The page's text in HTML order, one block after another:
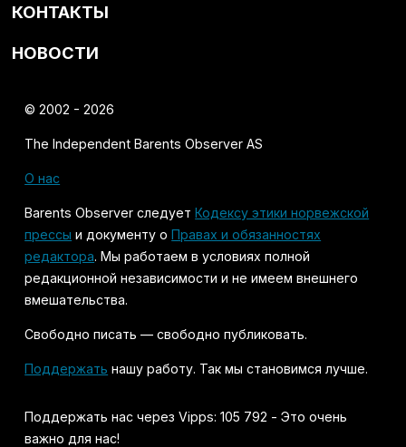
КОНТАКТЫ
НОВОСТИ
© 2002 - 2026
The Independent Barents Observer AS
О нас
Barents Observer следуетКодексу этики норвежской
прессы и документу оПравах и обязанностях
редактора. Мы работаем в условиях полной
редакционной независимости и не имеем внешнего
вмешательства.
Свободно писать — свободно публиковать.
Поддержать нашу работу. Так мы становимся лучше.
Поддержать нас через Vipps: 105 792 - Это очень
важно для нас!